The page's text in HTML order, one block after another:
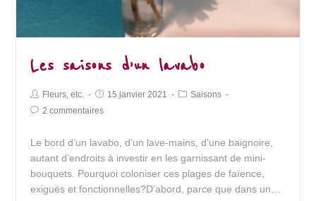
Les saisons d’un lavabo
Post
Author:
Fleurs, etc.
Post15 janvier 2021
PostSaisons
Post2 commentaires
Le bord d’un lavabo, d’un lave-mains, d’une baignoire,
autant d’endroits à investir en les garnissant de mini-
bouquets. Pourquoi coloniser ces plages de faïence,
exiguës et fonctionnelles?D’abord, parce que dans un…